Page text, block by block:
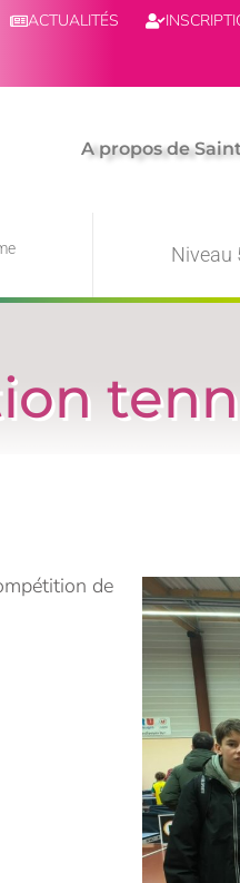
ACTUALITÉS
A propos de
Niveau
de